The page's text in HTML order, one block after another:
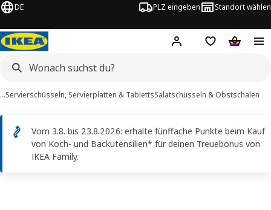
DE PLZ eingeben Standort wählen
Hej! Logge dich ein
Einkaufsliste
…Servierschüsseln, Servierplatten & TablettsSalatschüsseln & Obstschalen
Vom 3.8. bis 23.8.2026: erhalte fünffache Punkte beim Kauf
von Koch- und Backutensilien* für deinen Treuebonus von
IKEA Family.